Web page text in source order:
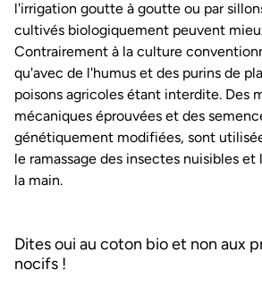
l'irrigation goutte à goutte ou par
cultivés biologiquement peuvent
Contrairement à la culture
qu'avec de l'humus et des purins de
poisons agricoles étant interdite. Des
mécaniques éprouvées et des
génétiquement modifiées, sont
le ramassage des insectes nuisibles
la main.
Dites oui au coton bio et non aux
nocifs !